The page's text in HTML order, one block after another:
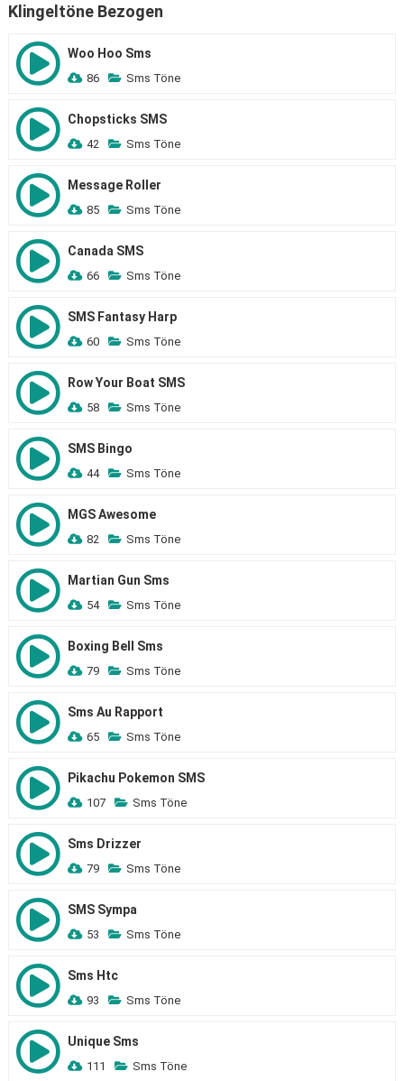
Klingeltöne Bezogen
Woo Hoo Sms
86 Sms Töne
Chopsticks SMS
42 Sms Töne
Message Roller
85 Sms Töne
Canada SMS
66 Sms Töne
SMS Fantasy Harp
60 Sms Töne
Row Your Boat SMS
58 Sms Töne
SMS Bingo
44 Sms Töne
MGS Awesome
82 Sms Töne
Martian Gun Sms
54 Sms Töne
Boxing Bell Sms
79 Sms Töne
Sms Au Rapport
65 Sms Töne
Pikachu Pokemon SMS
107 Sms Töne
Sms Drizzer
79 Sms Töne
SMS Sympa
53 Sms Töne
Sms Htc
93 Sms Töne
Unique Sms
111 Sms Töne